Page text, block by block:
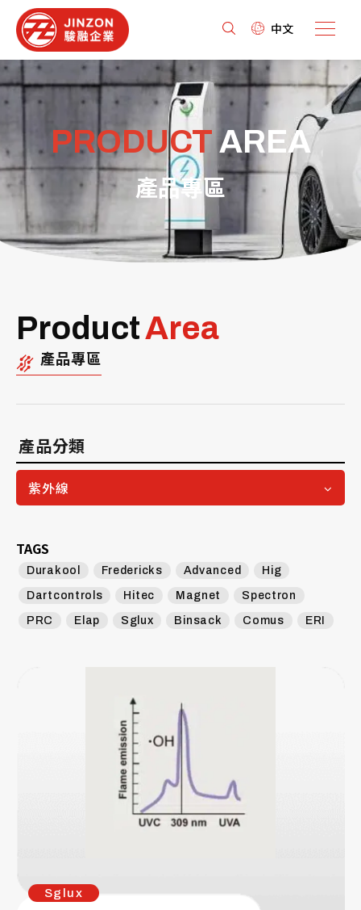
中文
PRODUCTAREA
產品專區
ProductArea
產品專區
產品分類
紫外線
TAGS
Durakool Fredericks Advanced Hig
Dartcontrols Hitec Magnet Spectron
PRC Elap Sglux Binsack Comus ERI
Sglux